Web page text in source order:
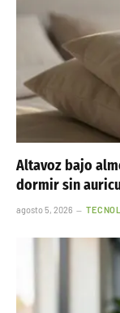
Altavoz bajo
dormir sin
agosto 5, 2026